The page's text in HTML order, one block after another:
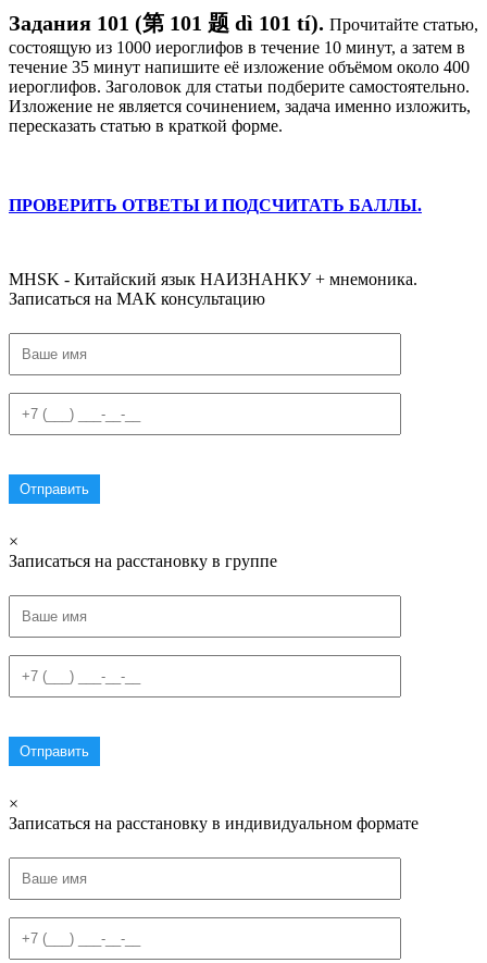
Задания 101 (第 101 题 dì 101 tí). Прочитайте статью,
состоящую из 1000 иероглифов в течение 10 минут, а затем в
течение 35 минут напишите её изложение объёмом около 400
иероглифов. Заголовок для статьи подберите самостоятельно.
Изложение не является сочинением, задача именно изложить,
пересказать статью в краткой форме.
ПРОВЕРИТЬ ОТВЕТЫ И ПОДСЧИТАТЬ БАЛЛЫ.
MHSK - Китайский язык НАИЗНАНКУ + мнемоника.
Записаться на МАК консультацию
×
Записаться на расстановку в группе
×
Записаться на расстановку в индивидуальном формате